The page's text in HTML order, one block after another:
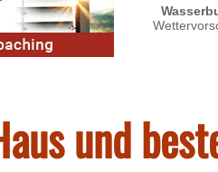
und